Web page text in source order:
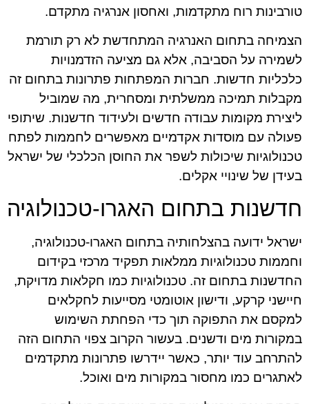
טורבינות רוח מתקדמות, ואחסון אנרגיה מתקדם.
הצמיחה בתחום האנרגיה המתחדשת לא רק תורמת
לשמירה על הסביבה, אלא גם מציעה הזדמנויות
כלכליות חדשות. חברות המפתחות פתרונות בתחום זה
מקבלות תמיכה ממשלתית ומסחרית, מה שמוביל
ליצירת מקומות עבודה חדשים ולעידוד חדשנות. שיתופי
פעולה עם מוסדות אקדמיים מאפשרים לחממות לפתח
טכנולוגיות שיכולות לשפר את החוסן הכלכלי של ישראל
בעידן של שינויי אקלים.
חדשנות בתחום האגרו-טכנולוגיה
ישראל ידועה בהצלחותיה בתחום האגרו-טכנולוגיה,
וחממות טכנולוגיות ממלאות תפקיד מרכזי בקידום
החדשנות בתחום זה. טכנולוגיות כמו חקלאות מדויקת,
חיישני קרקע, ודישון אוטומטי מסייעות לחקלאים
למקסם את התפוקה תוך כדי הפחתת השימוש
במקורות מים ודשנים. בעשור הקרוב צפוי התחום הזה
להתרחב עוד יותר, כאשר יידרשו פתרונות מתקדמים
לאתגרים כמו מחסור במקורות מים ואוכל.